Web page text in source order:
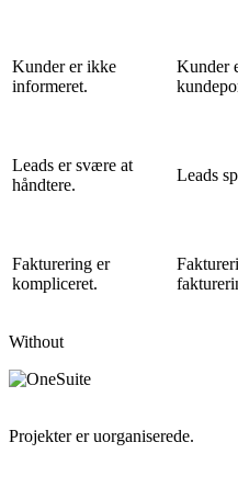
Kunder er ikke
informeret.
Kunder
Leads er svære at
håndtere.
Leads
Fakturering er
kompliceret.
Without
Projekter er uorganiserede.